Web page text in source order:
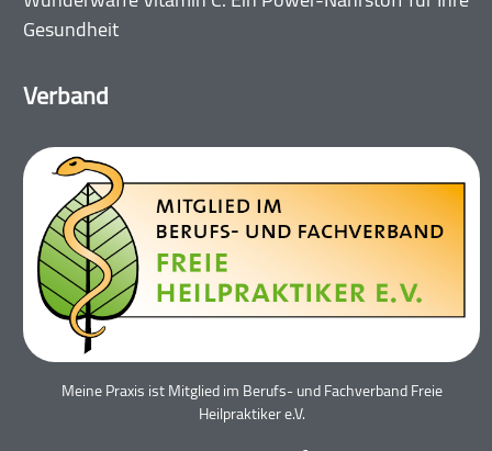
Gesundheit
Verband
Meine Praxis ist Mitglied im Berufs- und Fachverband Freie
Heilpraktiker e.V.